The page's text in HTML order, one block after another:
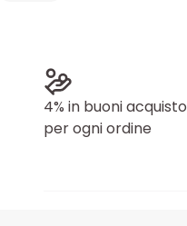
4% in buoni acquisto
per ogni ordine